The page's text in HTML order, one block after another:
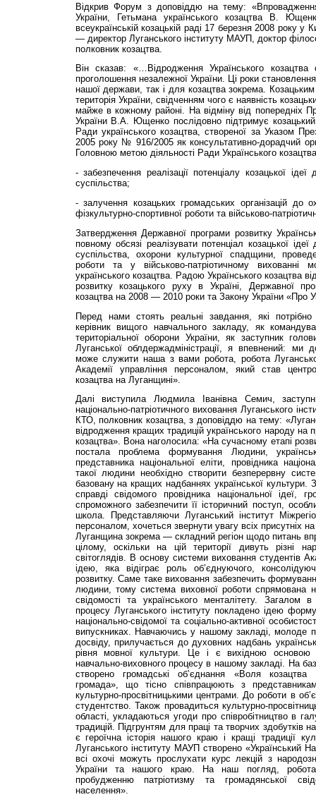
Відкрив Форум з доповіддю на тему:
України, Гетьмана українського козацтва В.
всеукраїнській козацькій раді 17 березня 2008 року у
— директор Луганського інституту МАУП, доктор
полковник козацтва.
Він сказав: «…Відродження Українського козацтва
проголошення незалежної України. Ці роки
нашої держави, так і для козацтва зокрема.
територія України, свідченням чого є наявність
майже в кожному районі. На відміну від попередніх
України В.А. Ющенко послідовно підтримує
Ради українського козацтва, створеної за Указом
2005 року № 916/2005 як консультативно-дорадчий
Головною метою діяльності Ради Українського
- забезпечення реалізації потенціалу козацької ідеї
суспільства;
- залучення козацьких громадських організацій до
фізкультурно-спортивної роботи та військово-
Затвердження Державної програми розвитку
повному обсязі реалізувати потенціал козацької ідеї
суспільства, охорони культурної спадщини,
роботи та у військово-патріотичному вихованні
українського козацтва. Радою Українського козацтва
розвитку козацького руху в Україні, Державної
козацтва на 2008 — 2010 роки та Закону України «Про
Перед нами стоять реальні завдання, які
керівник вищого навчального закладу, як
територіальної оборони України, як заступник
Луганської облдержадміністрації, я впевнений: ми
може служити наша з вами робота, робота
Академії управління персоналом, який став
козацтва на Луганщині».
Далі виступила Людмила Іванівна Семич,
національно-патріотичного виховання Луганського
КТО, полковник козацтва, з доповіддю на тему:
відродження кращих традицій українського народу на
козацтва». Вона наголосила: «На сучасному етапі
постала проблема формування Людини,
представника національної еліти, провідника
такої людини необхідно створити безперервну
базовану на кращих надбаннях української культури.
справді свідомого провідника національної ідеї,
спроможного забезпечити її історичний поступ,
школа. Представляючи Луганський інститут
персоналом, хочеться звернути увагу всіх присутніх
Луганщина зокрема — складний регіон щодо питань
цілому, оскільки на цій території дивуть різні
світоглядів. В основу системи виховання студентів
ідею, яка відіграє роль об’єднуючого,
розвитку. Саме таке виховання забезпечить
людини, тому система виховної роботи спрямована
свідомості та українського менталітету. Загалом
процесу Луганського інституту покладено ідею
національно-свідомої та соціально-активної
випускниках. Навчаючись у нашому закладі, молоде
досвіду, прилучається до духовних надбань
рівня мовної культури. Це і є вихідною основою
навчально-виховного процесу в нашому закладі. На
створено громадські об’єднання «Воля козацтва
громада», що тісно співпрацюють з
культурно-просвітницькими центрами. До роботи в
студентство. Також провадиться культурно-
області, укладаються угоди про співробітництво в
традицій. Підгрунтям для праці та творчих здобутків
є героїчна історія нашого краю і кращі традиції
Луганського інституту МАУП створено «Український
всі охочі можуть прослухати курс лекцій з
України та нашого краю. На наш погляд,
пробудженню патріотизму та громадянської
населення».